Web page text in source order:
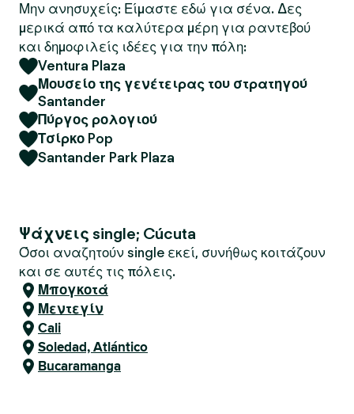
Μην ανησυχείς: Είμαστε εδώ για σένα. Δες
μερικά από τα καλύτερα μέρη για ραντεβού
και δημοφιλείς ιδέες για την πόλη:
Ventura Plaza
Μουσείο της γενέτειρας του στρατηγού
Santander
Πύργος ρολογιού
Τσίρκο Pop
Santander Park Plaza
Ψάχνεις single; Cúcuta
Όσοι αναζητούν single εκεί, συνήθως κοιτάζουν
και σε αυτές τις πόλεις.
Μπογκοτά
Μεντεγίν
Cali
Soledad, Atlántico
Bucaramanga